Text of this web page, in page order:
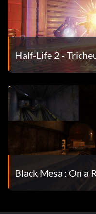
Half-Life 2 -
Black Mesa : On a